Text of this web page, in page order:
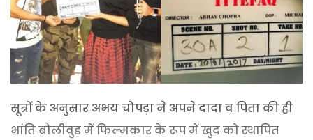
सूत्रों के अनुसार अभय चोपड़ा ने अपने दादा व पिता की ही
भांति बौलीवुड में फिल्मकार के रूप में खुद को स्थापित